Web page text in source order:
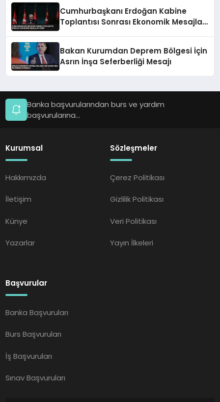
Cumhurbaşkanı Erdoğan Kabine
Toplantısı Sonrası Ekonomik Mesajlar
Bakan Kurumdan Deprem Bölgesi İçin
Asrın İnşa Seferberliği Mesajı
Banka başvurularından burs ve yardım
başvurularına...
Kurumsal
Hakkımızda
İletişim
Künye
Yazarlar
Sözleşmeler
Çerez Politikası
Gizlilik Politikası
Veri Politikası
Yayın İlkeleri
Başvurular
Banka Başvuruları
Burs Başvuruları
İş Başvuruları
Sınav Başvuruları